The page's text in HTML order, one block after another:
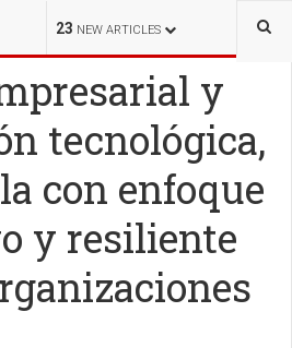
23 NEW ARTICLES
y
tecnológica,
con enfoque
y resiliente